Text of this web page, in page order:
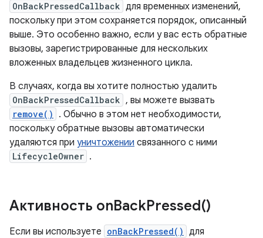
OnBackPressedCallback для временных изменений,
поскольку при этом сохраняется порядок, описанный
выше. Это особенно важно, если у вас есть обратные
вызовы, зарегистрированные для нескольких
вложенных владельцев жизненного цикла.
В случаях, когда вы хотите полностью удалить
OnBackPressedCallback , вы можете вызвать
remove()
. Обычно в этом нет необходимости,
поскольку обратные вызовы автоматически
удаляются при уничтожении связанного с ними
LifecycleOwner .
Активность onBackPressed()
Если вы используете onBackPressed() для